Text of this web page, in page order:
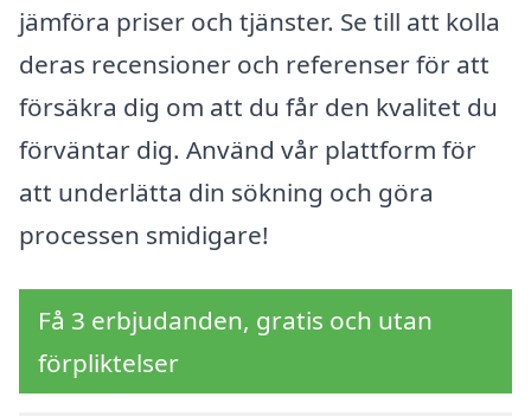
jämföra priser och tjänster. Se till att kolla
deras recensioner och referenser för att
försäkra dig om att du får den kvalitet du
förväntar dig. Använd vår plattform för
att underlätta din sökning och göra
processen smidigare!
Få 3 erbjudanden, gratis och utan
förpliktelser